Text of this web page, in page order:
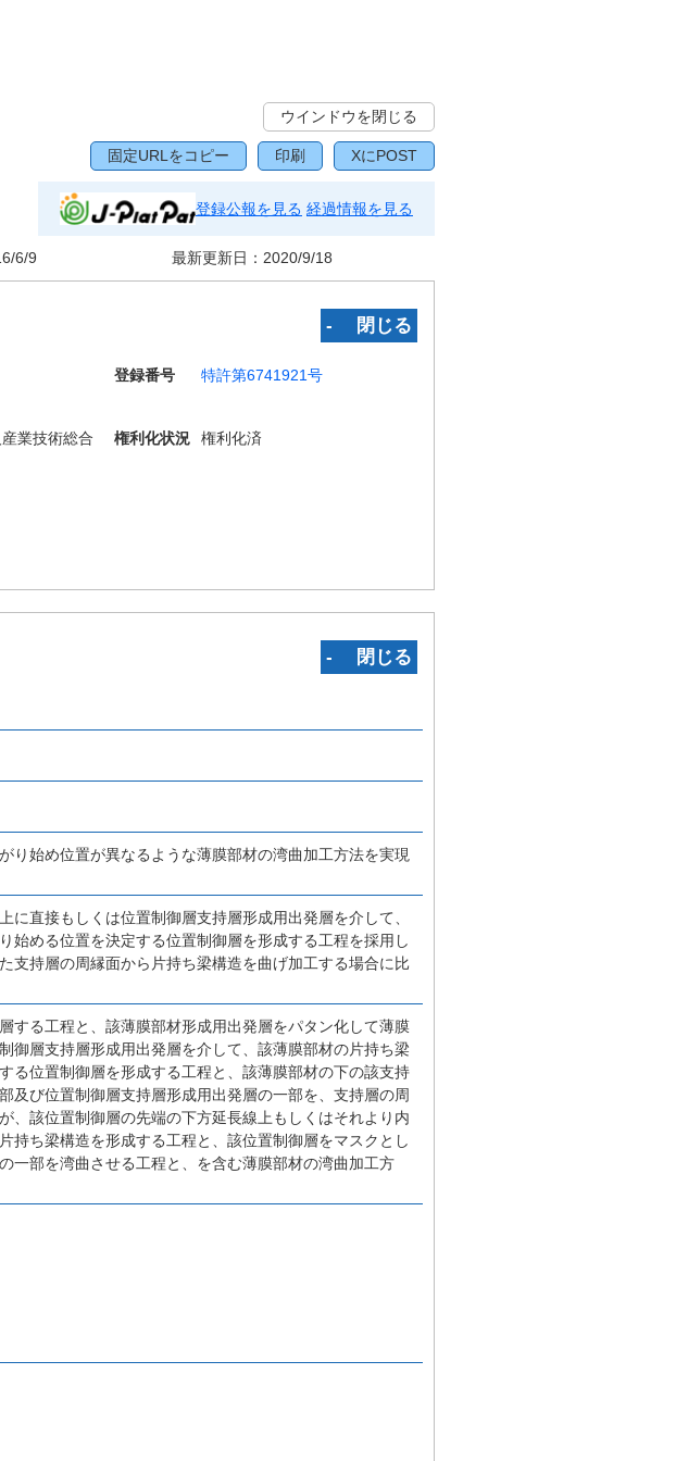
ウインドウを閉じる
固定URLをコピー 印刷 XにPOST
登録公報を見る 経過情報を見る
6/9 最新更新日： 2020/9/18
‐ 閉じる
登録番号
特許第6741921号
業技術総合
権利化状況 権利化済
‐ 閉じる
り始め位置が異なるような薄膜部材の湾曲加工方法を実現
に直接もしくは位置制御層支持層形成用出発層を介して、
始める位置を決定する位置制御層を形成する工程を採用し
支持層の周縁面から片持ち梁構造を曲げ加工する場合に比
する工程と、該薄膜部材形成用出発層をパタン化して薄膜
御層支持層形成用出発層を介して、該薄膜部材の片持ち梁
る位置制御層を形成する工程と、該薄膜部材の下の該支持
及び位置制御層支持層形成用出発層の一部を、支持層の周
、該位置制御層の先端の下方延長線上もしくはそれより内
持ち梁構造を形成する工程と、該位置制御層をマスクとし
一部を湾曲させる工程と、を含む薄膜部材の湾曲加工方